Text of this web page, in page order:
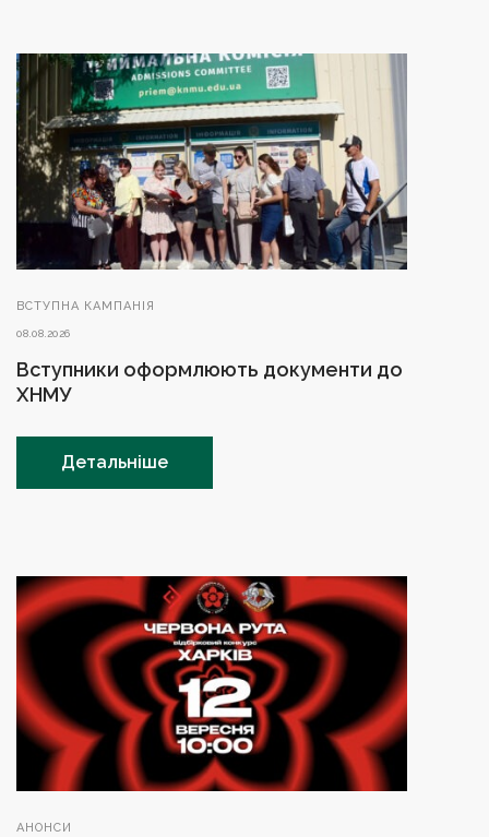
ВСТУПНА КАМПАНІЯ
08.08.2026
Вступники оформлюють документи до
ХНМУ
Детальніше
АНОНСИ